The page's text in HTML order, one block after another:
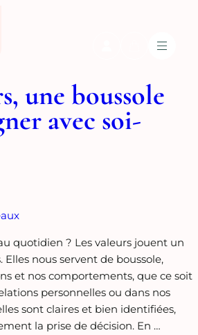
une boussole
avec soi-
quotidien ? Les valeurs jouent un
Elles nous servent de boussole,
et nos comportements, que ce soit
personnelles ou dans nos
sont claires et bien identifiées,
la prise de décision. En …